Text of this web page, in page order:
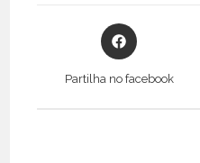
Opens
in
Partilha no facebook